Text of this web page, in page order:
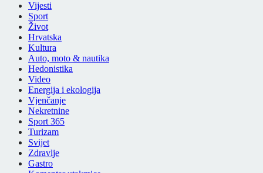
Vijesti
Sport
Život
Hrvatska
Kultura
Auto, moto & nautika
Hedonistika
Video
Energija i ekologija
Vjenčanje
Nekretnine
Sport 365
Turizam
Svijet
Zdravlje
Gastro